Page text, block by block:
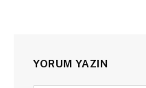
YORUM YAZIN